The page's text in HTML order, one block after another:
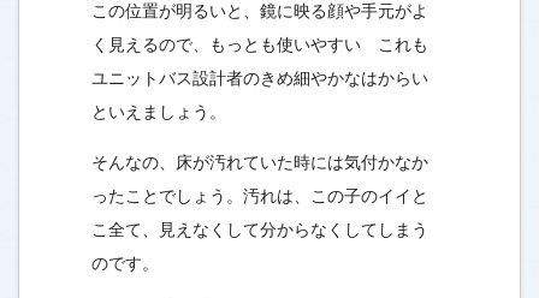
この位置が明るいと、鏡に映る顔や手元がよ
く見えるので、もっとも使いやすい これも
ユニットバス設計者のきめ細やかなはからい
といえましょう。
そんなの、床が汚れていた時には気付かなか
ったことでしょう。汚れは、この子のイイと
こ全て、見えなくして分からなくしてしまう
のです。